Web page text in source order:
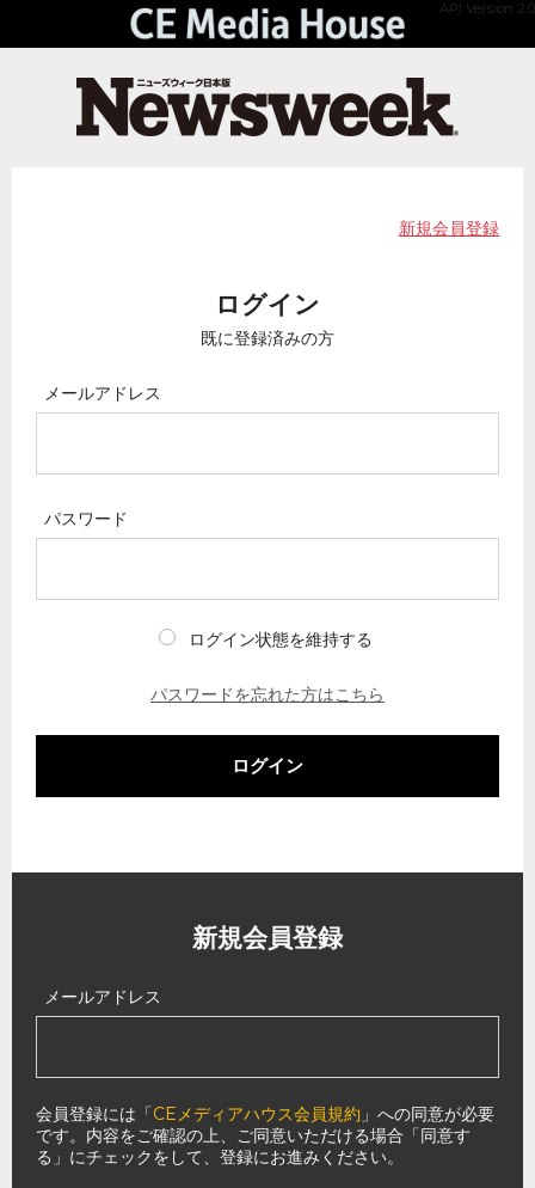
API Version 2.0
新規会員登録
ログイン
既に登録済みの方
メールアドレス
パスワード
ログイン状態を維持する
パスワードを忘れた方はこちら
ログイン
新規会員登録
メールアドレス
会員登録には「CEメディアハウス会員規約 」への同意が必要
です。内容をご確認の上、ご同意いただける場合「同意す
る」にチェックをして、登録にお進みください。